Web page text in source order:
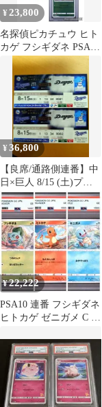
¥ 23,800
名探偵ピカチュウ ヒト
カゲ フシギダネ PSA10
3連番
¥36,800
【良席/通路側連番】中
日×巨人 8/15 (土)プラ
チナシート 年間シート
2枚
¥22,222
PSA10 連番 フシギダネ
ヒトカゲ ゼニガメ C ポ